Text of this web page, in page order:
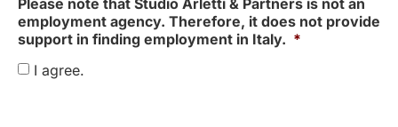
employment agency. Therefore, it does not provide
support in finding employment in Italy. *
I agree.